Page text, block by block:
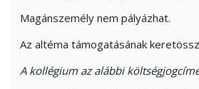
Magánszemély nem pályázhat.
Az altéma támogatásának
A kollégium az alábbi